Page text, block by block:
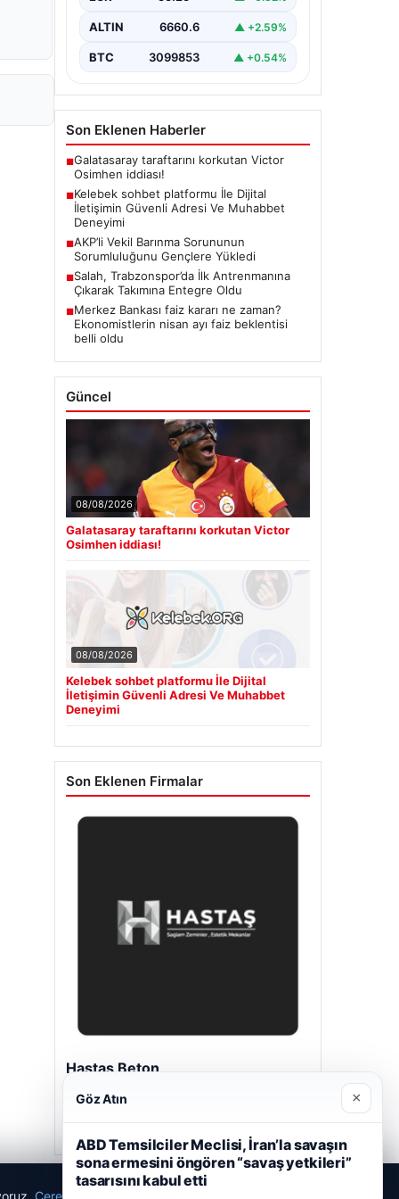
biçimde iletişim oluşturması büyük
Halen pek…
ALTIN 6660.6 ▲ +2.59%
BTC 3099853 ▲ +0.54%
Son Eklenen Haberler
■Galatasaray taraftarını korkutan Victor
Osimhen iddiası!
■Kelebek sohbet platformu İle Dijital
İletişimin Güvenli Adresi Ve Muhabbet
Deneyimi
■AKP’li Vekil Barınma Sorununun
Sorumluluğunu Gençlere Yükledi
■Salah, Trabzonspor’da İlk Antrenmanına
Çıkarak Takımına Entegre Oldu
■Merkez Bankası faiz kararı ne zaman?
Ekonomistlerin nisan ayı faiz beklentisi
belli oldu
Güncel
08/08/2026
Galatasaray taraftarını korkutan Victor
Osimhen iddiası!
08/08/2026
Kelebek sohbet platformu İle Dijital
İletişimin Güvenli Adresi Ve Muhabbet
Deneyimi
Son Eklenen Firmalar
Hastaş Beton
Çerez Politikamız
Göz Atın ×
ABD Temsilciler Meclisi, İran’la savaşın
sona ermesini öngören “savaş yetkileri”
tasarısını kabul etti